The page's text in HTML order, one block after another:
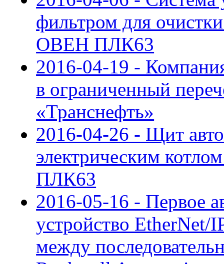
фильтром для очистки
ОВЕН ПЛК63
2016-04-19 -
в ограниченный
«Транснефть»
2016-04-26 - Щит
электрическим
ПЛК63
2016-05-16 - Первое
устройство EtherNet/
между